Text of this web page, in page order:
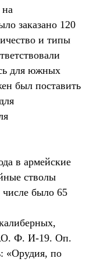
на
заказано 120
и типы
для южных
был поставить
в армейские
стволы
было 65
Ф. И-19. Оп.
«Орудия, по